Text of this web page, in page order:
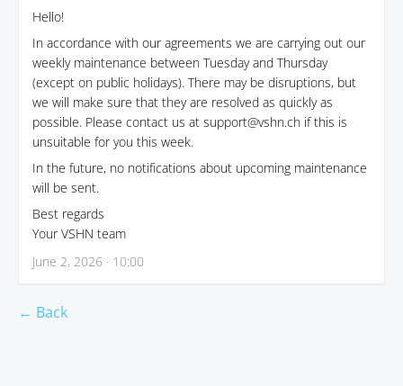
Hello!
In accordance with our agreements we are carrying out our
weekly maintenance between Tuesday and Thursday
(except on public holidays). There may be disruptions, but
we will make sure that they are resolved as quickly as
possible. Please contact us at support@vshn.ch if this is
unsuitable for you this week.
In the future, no notifications about upcoming maintenance
will be sent.
Best regards
Your VSHN team
June 2, 2026 · 10:00
← Back